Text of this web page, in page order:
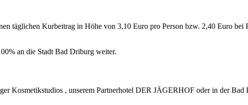
täglichen Kurbeitrag in Höhe von 3,10 Euro pro Person bzw. 2,40 Euro bei
an die Stadt Bad Driburg weiter.
Kosmetikstudios , unserem Partnerhotel DER JÄGERHOF oder in der Bad